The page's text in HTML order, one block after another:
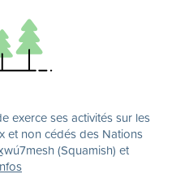
exerce ses activités sur les
et non cédés des Nations
(Squamish) et